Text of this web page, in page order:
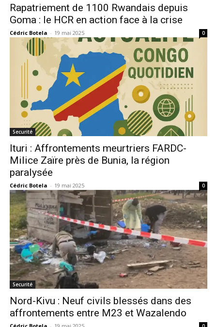
Rapatriement de 1100 Rwandais depuis
Goma : le HCR en action face à la crise
Cédric Botela - 19 mai 2025 0
Securité
Ituri : Affrontements meurtriers FARDC-
Milice Zaïre près de Bunia, la région
paralysée
Cédric Botela - 19 mai 2025 0
Securité
Nord-Kivu : Neuf civils blessés dans des
affrontements entre M23 et Wazalendo